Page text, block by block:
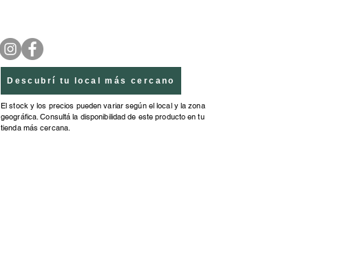
Descubrí tu local más cercano
El stock y los precios pueden variar según el local y la zona
geográfica. Consultá la disponibilidad de este producto en tu
tienda más cercana.